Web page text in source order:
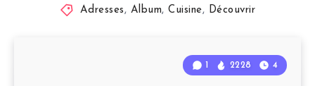
Adresses, Album, Cuisine, Découvrir
1 2228 4